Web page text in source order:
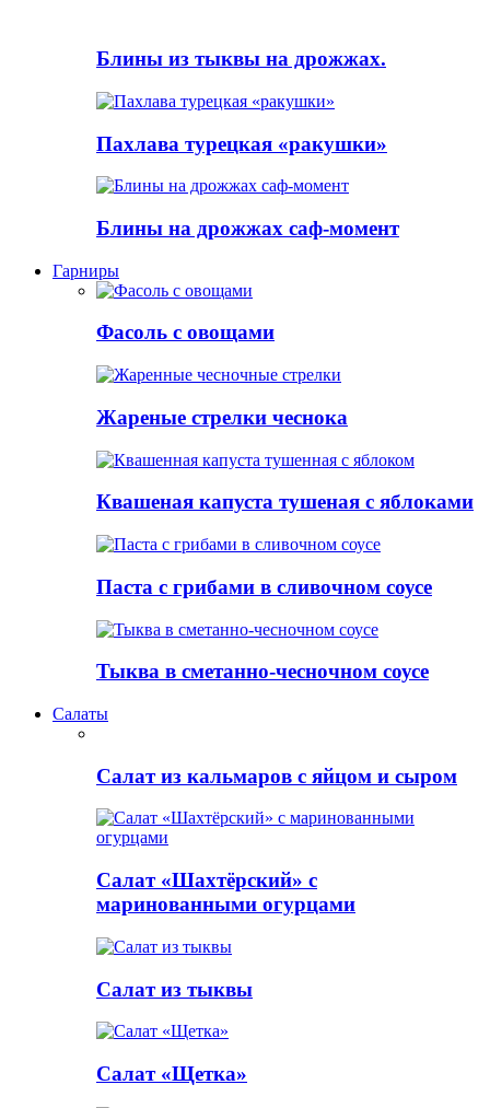
Блины из тыквы на дрожжах.
Пахлава турецкая «ракушки»
Блины на дрожжах саф-момент
Гарниры
Фасоль с овощами
Жареные стрелки чеснока
Квашеная капуста тушеная с яблоками
Паста с грибами в сливочном соусе
Тыква в сметанно-чесночном соусе
Салаты
Салат из кальмаров с яйцом и сыром
Салат «Шахтёрский» с
маринованными огурцами
Салат из тыквы
Салат «Щетка»